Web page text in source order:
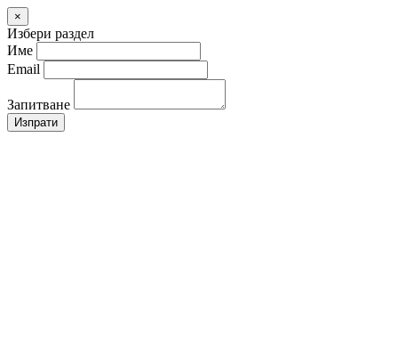
×
Избери раздел
Име
Email
Запитване
Изпрати